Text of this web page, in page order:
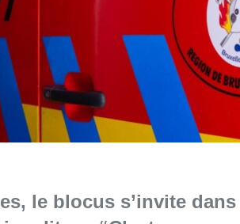
le blocus s’invite dans